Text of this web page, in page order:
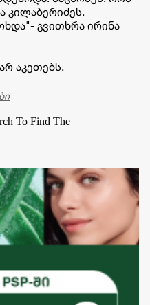
კილაბერიძეს.
გვითხრა ირინა
აკეთებს.
To Find The